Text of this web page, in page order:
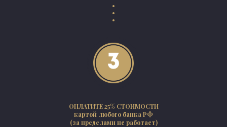
ОПЛАТИТЕ 25% СТОИМОСТИ
картой любого банка РФ
(за пределами не работает)